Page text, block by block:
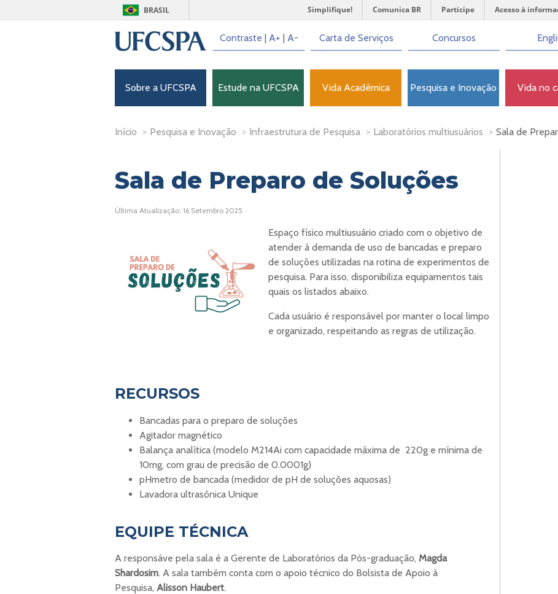
BRASIL Simplifique! Comunica BR Participe Acesso à
Contraste | A+ | A- Carta de Serviços Concursos
Sobre a UFCSPA Estude na UFCSPA Vida Acadêmica Pesquisa e Inovação Vida no
Início > Pesquisa e Inovação > Infraestrutura de Pesquisa > Laboratórios multiusuários > Sala de
Sala de Preparo de Soluções
Última Atualização: 16 Setembro 2025
Espaço físico multiusuário criado com o objetivo de
atender à demanda de uso de bancadas e preparo
de soluções utilizadas na rotina de experimentos de
pesquisa. Para isso, disponibiliza equipamentos tais
quais os listados abaixo.
Cada usuário é responsável por manter o local limpo
e organizado, respeitando as regras de utilização.
RECURSOS
Bancadas para o preparo de soluções
Agitador magnético
Balança analítica (modelo M214Ai com capacidade máxima de 220g e mínima de
10mg, com grau de precisão de 0.0001g)
pHmetro de bancada (medidor de pH de soluções aquosas)
Lavadora ultrasônica Unique
EQUIPE TÉCNICA
A responsáve pela sala é a Gerente de Laboratórios da Pós-graduação, Magda
Shardosim. A sala também conta com o apoio técnico do Bolsista de Apoio à
Pesquisa, Alisson Haubert.